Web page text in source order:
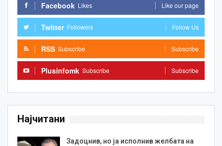
Facebook Likes Like our page
Twitter Followers Follow Us
RSS Subscribe Subscribe
Plusinfomk Subscribe Subscribe
Најчитани
Задоцнив, но ја исполнив желбата на